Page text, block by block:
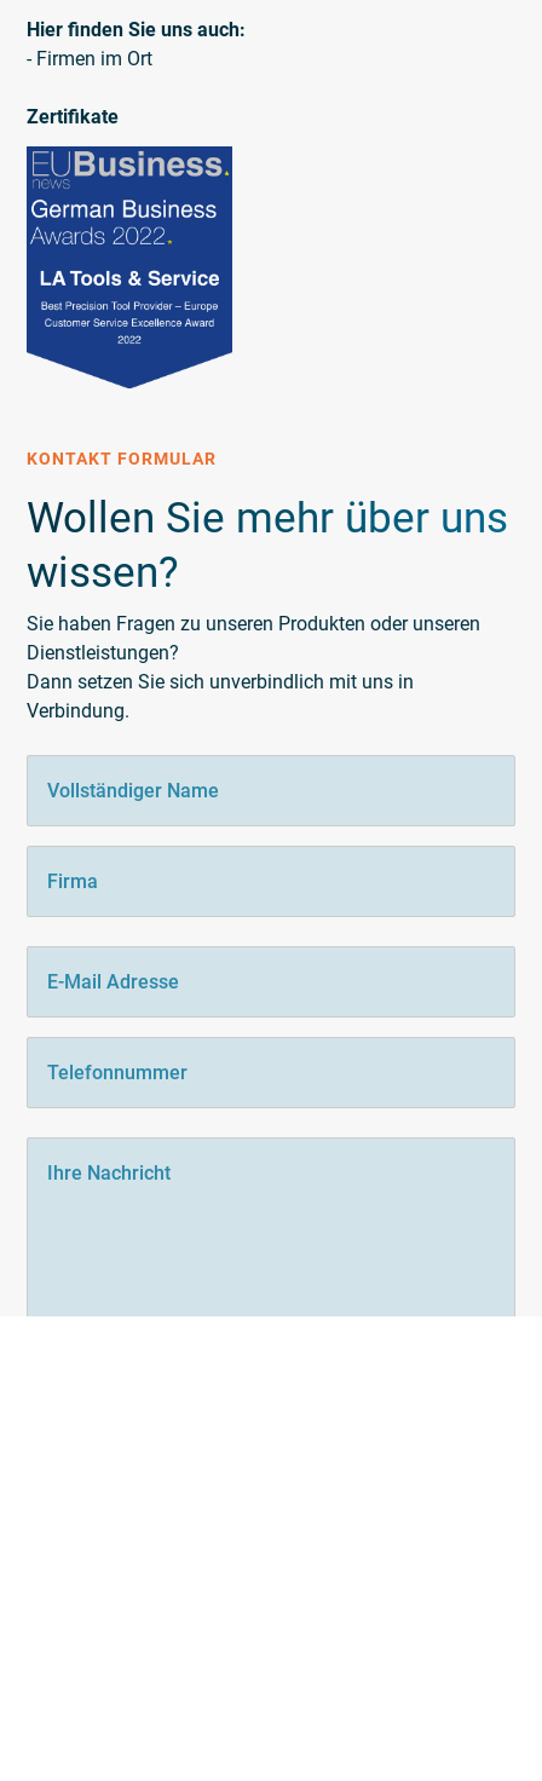
Hier finden Sie uns auch:
- Firmen im Ort
Zertifikate
KONTAKT FORMULAR
Wollen Sie mehr über uns
wissen?
Sie haben Fragen zu unseren Produkten oder unseren
Dienstleistungen?
Dann setzen Sie sich unverbindlich mit uns in
Verbindung.